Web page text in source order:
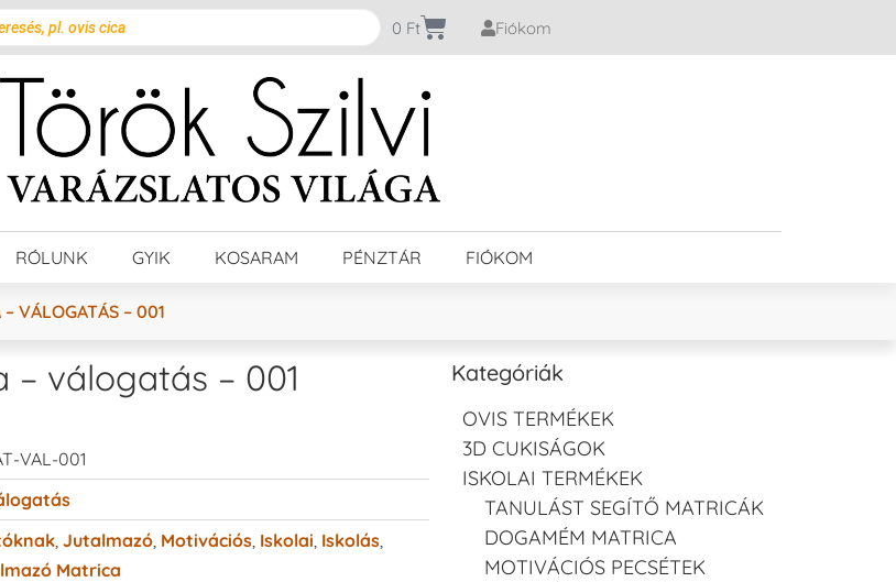
0 Ft Fiókom
RÓLUNK GYIK KOSARAM PÉNZTÁR FIÓKOM
VÁLOGATÁS – 001
– válogatás – 001
VAL-001
, Jutalmazó, Motivációs, Iskolai Iskolás,
Matrica
Kategóriák
OVIS TERMÉKEK
3D CUKISÁGOK
ISKOLAI TERMÉKEK
TANULÁST SEGÍTŐ MATRICÁK
DOGAMÉM MATRICA
MOTIVÁCIÓS PECSÉTEK